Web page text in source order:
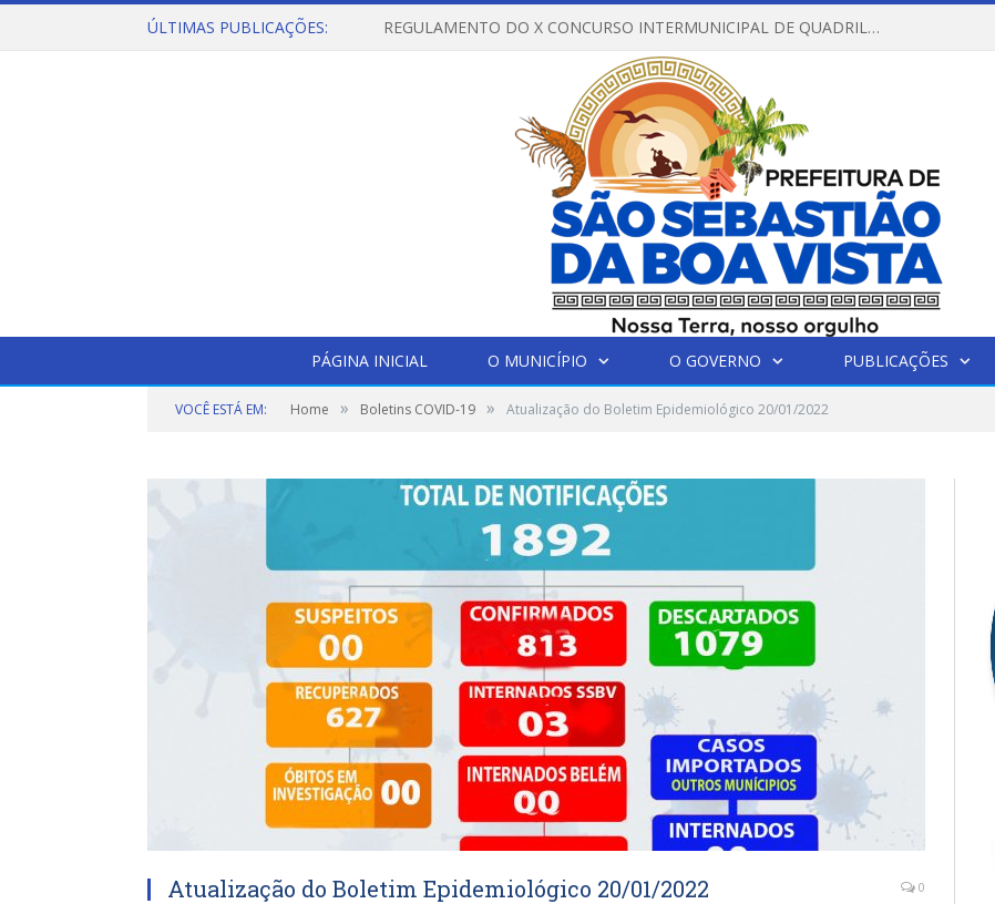
ÚLTIMAS PUBLICAÇÕES: REGULAMENTO DO X CONCURSO INTERMUNICIPAL DE QUADRILHAS JUNINAS – 2026 – ARRAIÁ DA VENEZA
PÁGINA INICIAL O MUNICÍPIO O GOVERNO PUBLICAÇÕES
VOCÊ ESTÁ EM: Home » Boletins COVID-19 » Atualização do Boletim Epidemiológico 20/01/2022
Atualização do Boletim Epidemiológico 20/01/2022 0